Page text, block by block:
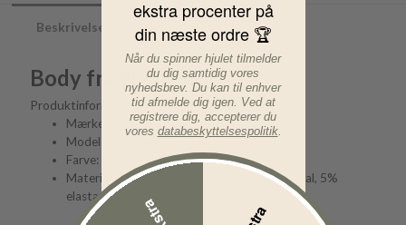
Beskrivelse
Body fra Name It
Produktinformation:
Mærke: Name It
Model: body
Farve: peyote melange mariehøne
Materiale: 57% økologisk bomuld, 38% modal, 5%
elastan
ekstra procenter på
din næste ordre 🏆
Når du spinner hjulet tilmelder
du dig samtidig vores
nyhedsbrev. Du kan til enhver
tid afmelde dig igen. Ved at
registrere dig, accepterer du
vores databeskyttelsespolitik.